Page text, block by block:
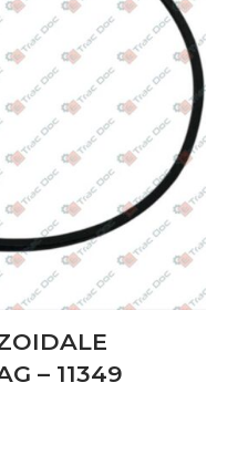
(106)
(13)
(9)
– 11349